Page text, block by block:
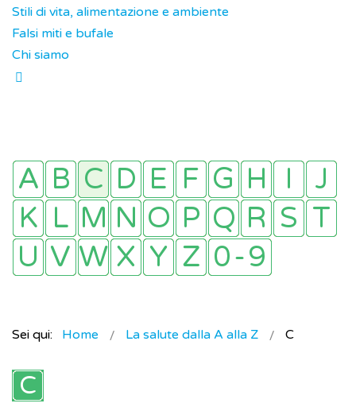
Stili di vita, alimentazione e ambiente
Falsi miti e bufale
Chi siamo
Sei qui: Home La salute dalla A alla Z C